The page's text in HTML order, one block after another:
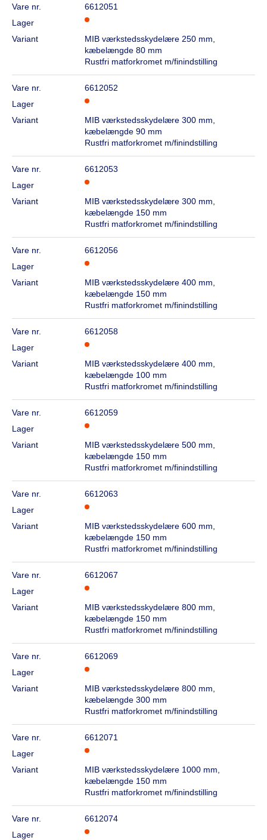
Vare nr.
6612051
Lager
Variant
MIB værkstedsskydelære 250 mm,
kæbelængde 80 mm
Rustfri matforkromet m/finindstilling
Vare nr.
6612052
Lager
Variant
MIB værkstedsskydelære 300 mm,
kæbelængde 90 mm
Rustfri matforkromet m/finindstilling
Vare nr.
6612053
Lager
Variant
MIB værkstedsskydelære 300 mm,
kæbelængde 150 mm
Rustfri matforkromet m/finindstilling
Vare nr.
6612056
Lager
Variant
MIB værkstedsskydelære 400 mm,
kæbelængde 150 mm
Rustfri matforkromet m/finindstilling
Vare nr.
6612058
Lager
Variant
MIB værkstedsskydelære 400 mm,
kæbelængde 100 mm
Rustfri matforkromet m/finindstilling
Vare nr.
6612059
Lager
Variant
MIB værkstedsskydelære 500 mm,
kæbelængde 150 mm
Rustfri matforkromet m/finindstilling
Vare nr.
6612063
Lager
Variant
MIB værkstedsskydelære 600 mm,
kæbelængde 150 mm
Rustfri matforkromet m/finindstilling
Vare nr.
6612067
Lager
Variant
MIB værkstedsskydelære 800 mm,
kæbelængde 150 mm
Rustfri matforkromet m/finindstilling
Vare nr.
6612069
Lager
Variant
MIB værkstedsskydelære 800 mm,
kæbelængde 300 mm
Rustfri matforkromet m/finindstilling
Vare nr.
6612071
Lager
Variant
MIB værkstedsskydelære 1000 mm,
kæbelængde 150 mm
Rustfri matforkromet m/finindstilling
Vare nr.
6612074
Lager